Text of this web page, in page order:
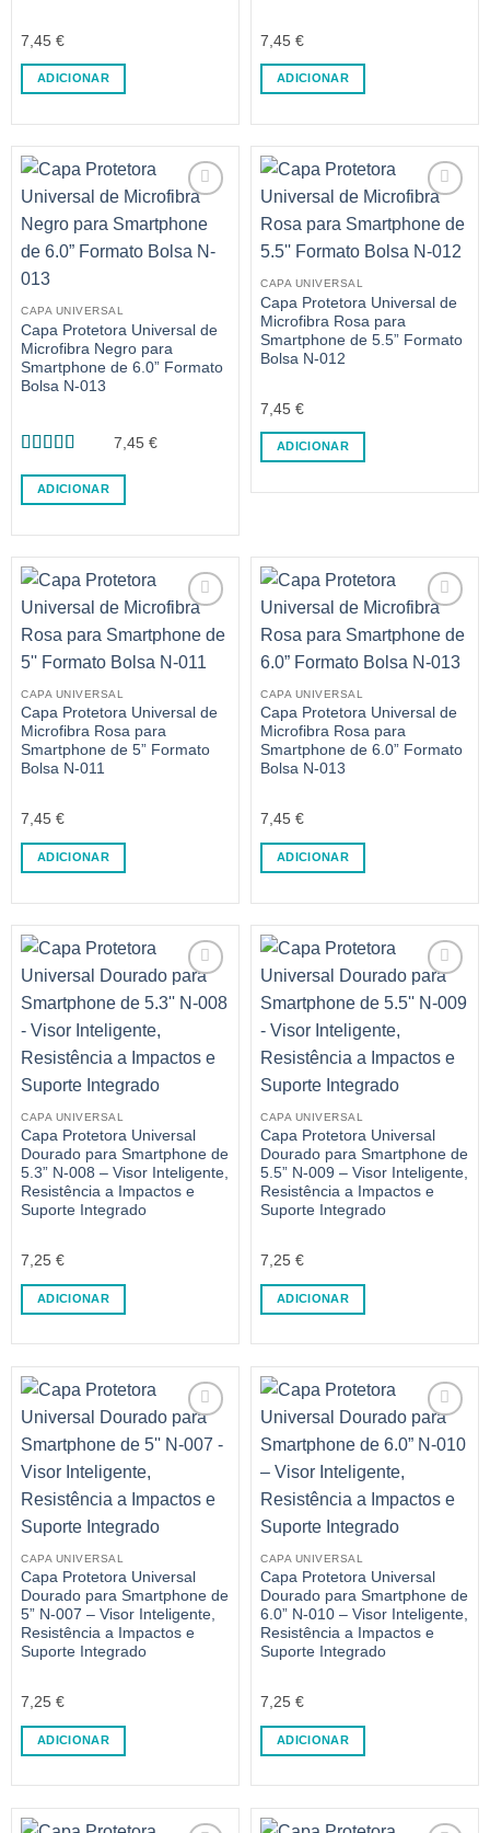
7,45 €
ADICIONAR
7,45 €
ADICIONAR
CAPA UNIVERSAL
Capa Protetora Universal de
Microfibra Negro para
Smartphone de 6.0” Formato
Bolsa N-013
de 5
7,45 €
ADICIONAR
CAPA UNIVERSAL
Capa Protetora Universal de
Microfibra Rosa para
Smartphone de 5.5” Formato
Bolsa N-012
7,45 €
ADICIONAR
CAPA UNIVERSAL
Capa Protetora Universal de
Microfibra Rosa para
Smartphone de 5” Formato
Bolsa N-011
7,45 €
ADICIONAR
CAPA UNIVERSAL
Capa Protetora Universal de
Microfibra Rosa para
Smartphone de 6.0” Formato
Bolsa N-013
7,45 €
ADICIONAR
CAPA UNIVERSAL
Capa Protetora Universal
Dourado para Smartphone de
5.3” N-008 – Visor Inteligente,
Resistência a Impactos e
Suporte Integrado
7,25 €
ADICIONAR
CAPA UNIVERSAL
Capa Protetora Universal
Dourado para Smartphone de
5.5” N-009 – Visor Inteligente,
Resistência a Impactos e
Suporte Integrado
7,25 €
ADICIONAR
CAPA UNIVERSAL
Capa Protetora Universal
Dourado para Smartphone de
5” N-007 – Visor Inteligente,
Resistência a Impactos e
Suporte Integrado
7,25 €
ADICIONAR
CAPA UNIVERSAL
Capa Protetora Universal
Dourado para Smartphone de
6.0” N-010 – Visor Inteligente,
Resistência a Impactos e
Suporte Integrado
7,25 €
ADICIONAR